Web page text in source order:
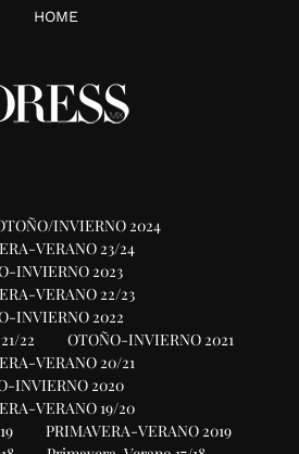
HOME
INVIERNO 2024
VERANO 23/24
INVIERNO 2023
VERANO 22/23
INVIERNO 2022
22
OTOÑO-INVIERNO 2021
VERANO 20/21
INVIERNO 2020
VERANO 19/20
PRIMAVERA-VERANO 2019